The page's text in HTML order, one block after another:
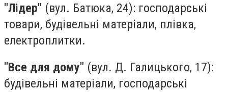
"Лідер" (вул. Батюка, 24): господарські
товари, будівельні матеріали, плівка,
електроплитки.
"Все для дому" (вул. Д. Галицького, 17):
будівельні матеріали, господарські